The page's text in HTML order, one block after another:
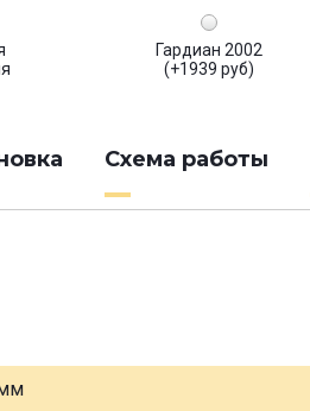
Гардиан 2002
(+1939 руб)
Схема работы